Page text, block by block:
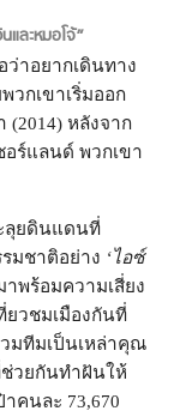
และหมอโจ้”
าอยากเดินทาง
วกเขาเริ่มออก
(2014) หลังจาก
ร์แลนด์ พวกเขา
ลุยดินแดนที่
มชาติอย่าง ‘ไอซ์
พร้อมความเสี่ยง
ยวชมเมืองกันที่
มทีมเป็นเหล่าคุณ
วยกันทำฝันให้
าคนละ 73,670